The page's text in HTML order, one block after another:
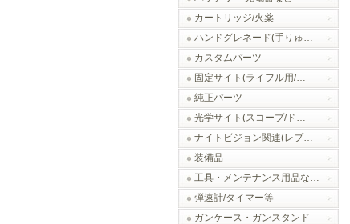
カートリッジ/火薬
ハンドグレネード(手りゅ…
カスタムパーツ
固定サイト(ライフル用/…
純正パーツ
光学サイト(スコープ/ド…
ナイトビジョン関連(レプ…
装備品
工具・メンテナンス用品な…
弾速計/タイマー等
ガンケース・ガンスタンド